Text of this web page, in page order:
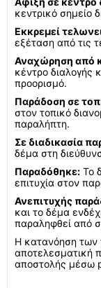
κεντρικό σημείο
Εκκρεμεί
εξέταση από τις
Αναχώρηση από
κέντρο διαλογής
προορισμό.
Παράδοση σε
στον τοπικό
παραλήπτη.
Σε διαδικασία
δέμα στη
Παραδόθηκε: Το
επιτυχία στον
Ανεπιτυχής
και το δέμα
παραληφθεί από
Η κατανόηση
αποτελεσματική
αποστολής μέσω